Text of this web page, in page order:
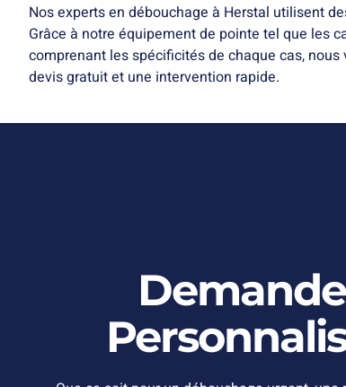
Nos experts en débouchage à Herstal utilisent
Grâce à notre équipement de pointe tel que les
comprenant les spécificités de chaque cas,
devis gratuit et une intervention rapide.